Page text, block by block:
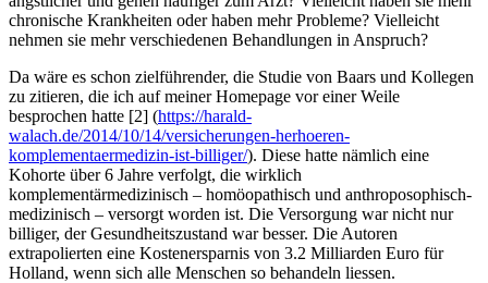
chronische Krankheiten oder haben mehr Probleme? Vielleicht
nehmen sie mehr verschiedenen Behandlungen in Anspruch?
Da wäre es schon zielführender, die Studie von Baars und Kollegen
zu zitieren, die ich auf meiner Homepage vor einer Weile
besprochen hatte [2] (https://harald-
walach.de/2014/10/14/versicherungen-herhoeren-
komplementaermedizin-ist-billiger/). Diese hatte nämlich eine
Kohorte über 6 Jahre verfolgt, die wirklich
komplementärmedizinisch – homöopathisch und anthroposophisch-
medizinisch – versorgt worden ist. Die Versorgung war nicht nur
billiger, der Gesundheitszustand war besser. Die Autoren
extrapolierten eine Kostenersparnis von 3.2 Milliarden Euro für
Holland, wenn sich alle Menschen so behandeln liessen.